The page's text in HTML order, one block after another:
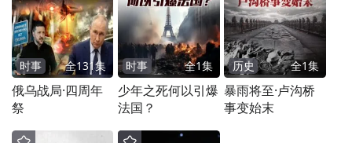
时事 全131集
俄乌战局·四周年
祭
时事 全1集
少年之死何以引爆
法国？
历史 全1集
暴雨将至·卢沟桥
事变始末